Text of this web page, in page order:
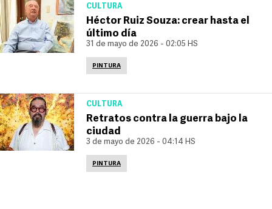
CULTURA
Héctor Ruiz Souza: crear hasta el
último día
31 de mayo de 2026 - 02:05 HS
PINTURA
CULTURA
Retratos contra la guerra bajo la
ciudad
3 de mayo de 2026 - 04:14 HS
PINTURA